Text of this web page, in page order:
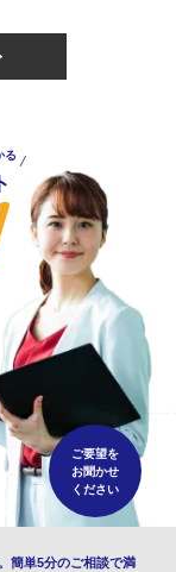
る
ご要望を
お聞かせ
ください
簡単5分のご相談で満